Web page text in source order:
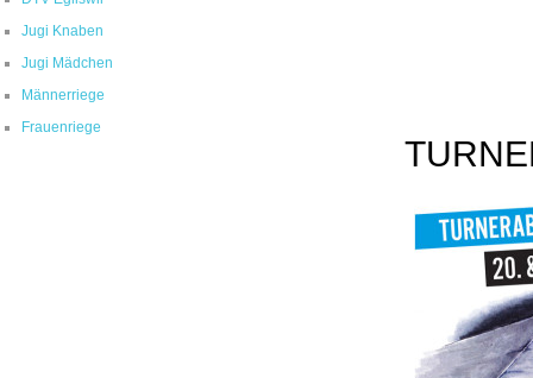
Jugi Knaben
Jugi Mädchen
Männerriege
Frauenriege